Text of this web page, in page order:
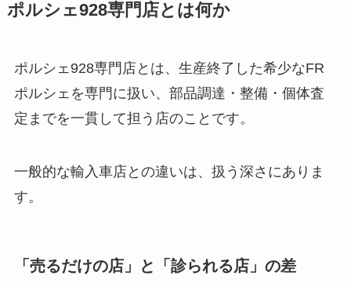
ポルシェ928専門店とは何か
ポルシェ928専門店とは、生産終了した希少なFR
ポルシェを専門に扱い、部品調達・整備・個体査
定までを一貫して担う店のことです。
一般的な輸入車店との違いは、扱う深さにありま
す。
「売るだけの店」と「診られる店」の差